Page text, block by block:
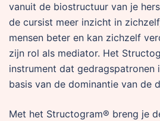
vanuit de biostructuur van je
de cursist meer inzicht in
mensen beter en kan zichzelf
zijn rol als mediator. Het
instrument dat gedragspatronen
basis van de dominantie van de
Met het Structogram® breng je